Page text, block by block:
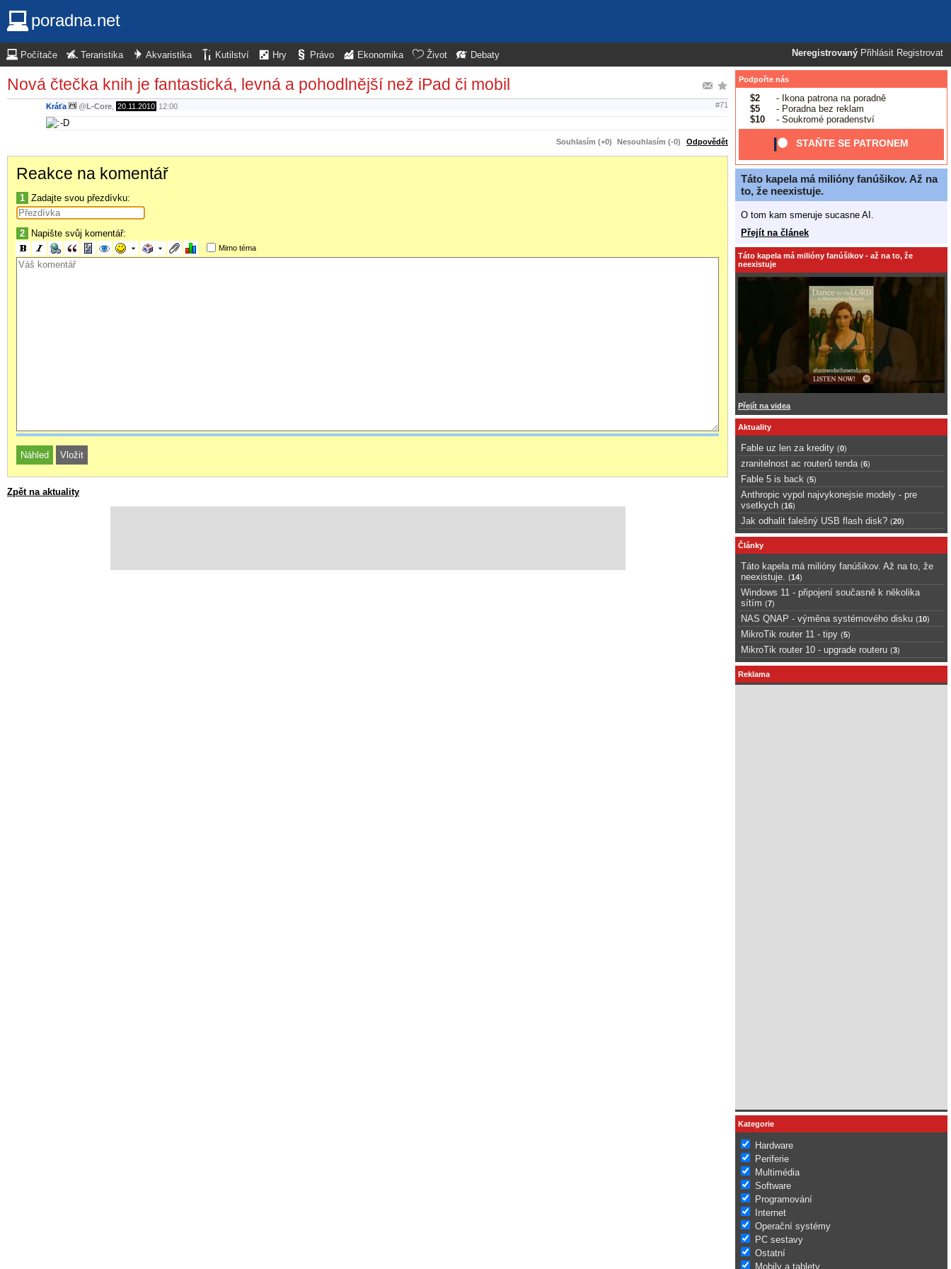
poradna.net
Neregistrovaný Přihlásit Registrovat
Počítače Teraristika Akvaristika Kutilství Hry Právo Ekonomika Život Debaty
Nová čtečka knih je fantastická, levná a pohodlnější než iPad či mobil
Kráťa @L-Core 20.11.2010 12:00 #71
Souhlasím (+0) Nesouhlasím (-0) Odpovědět
Reakce na komentář
1 Zadajte svou přezdívku:
2 Napište svůj komentář:
Mimo téma
Zpět na aktuality
Podpořte nás
$2
- Ikona patrona na poradně
$5
- Poradna bez reklam
$10
- Soukromé poradenství
STAŇTE SE PATRONEM
Táto kapela má milióny fanúšikov. Až na
to, že neexistuje.
O tom kam smeruje sucasne AI.
Přejít na článek
Táto kapela má milióny fanúšikov - až na to, že
neexistuje
Přejít na videa
Aktuality
Fable uz len za kredity (0)
zranitelnost ac routerů tenda (6)
Fable 5 is back (5)
Anthropic vypol najvykonejsie modely - pre
vsetkych (16)
Jak odhalit falešný USB flash disk? (20)
Články
Táto kapela má milióny fanúšikov. Až na to, že
neexistuje.
(14)
Windows 11 - připojení současně k několika
sítím (7)
NAS QNAP - výměna systémového disku (10)
MikroTik router 11 - tipy (5)
MikroTik router 10 - upgrade routeru (3)
Reklama
Kategorie
Hardware
Periferie
Multimédia
Software
Programování
Internet
Operační systémy
PC sestavy
Ostatní
Mobily a tablety